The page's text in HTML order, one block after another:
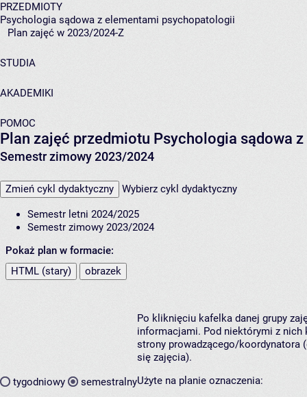
PRZEDMIOTY
Psychologia sądowa z elementami psychopatologii
Plan zajęć w 2023/2024-Z
STUDIA
AKADEMIKI
POMOC
Plan zajęć przedmiotu Psychologia sądowa
Semestr zimowy 2023/2024
Zmień cykl dydaktyczny Wybierz cykl dydaktyczny
Semestr letni 2024/2025
Semestr zimowy 2023/2024
Pokaż plan w formacie:
HTML (stary)
obrazek
tygodniowy semestralny
Po kliknięciu kafelka danej grupy
informacjami. Pod niektórymi z nich
strony prowadzącego/koordynatora
się zajęcia).
Użyte na planie oznaczenia: